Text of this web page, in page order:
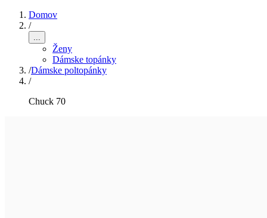
Domov
/
...
Ženy
Dámske topánky
/Dámske poltopánky
/
Chuck 70